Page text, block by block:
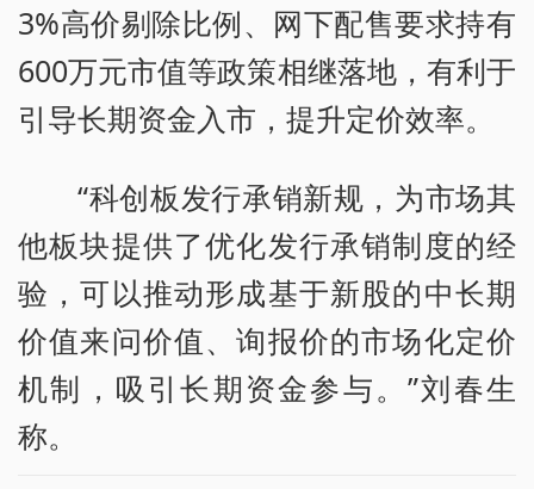
3%高价剔除比例、网下配售要求持有
600万元市值等政策相继落地，有利于
引导长期资金入市，提升定价效率。
“科创板发行承销新规，为市场其
他板块提供了优化发行承销制度的经
验，可以推动形成基于新股的中长期
价值来问价值、询报价的市场化定价
机制，吸引长期资金参与。”刘春生
称。